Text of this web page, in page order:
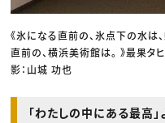
《氷になる直前の、氷点下の水は
直前の、横浜美術館は。 》最果
影：山城 功也
「わたしの中にある最高」